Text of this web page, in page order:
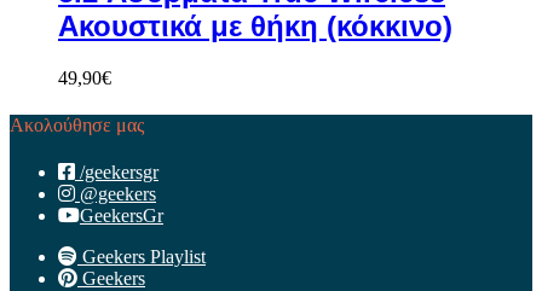
Ακουστικά με θήκη (κόκκινο)
49,90€
Ακολούθησε μας
/geekersgr
@geekers
GeekersGr
Geekers Playlist
Geekers